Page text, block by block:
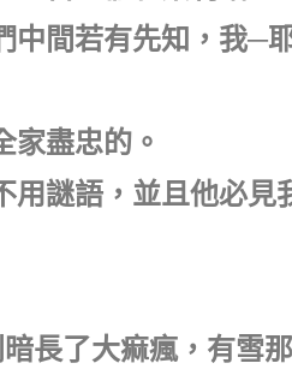
間若有先知，我─
家盡忠的。
謎語，並且他必見
長了大痲瘋，有雪